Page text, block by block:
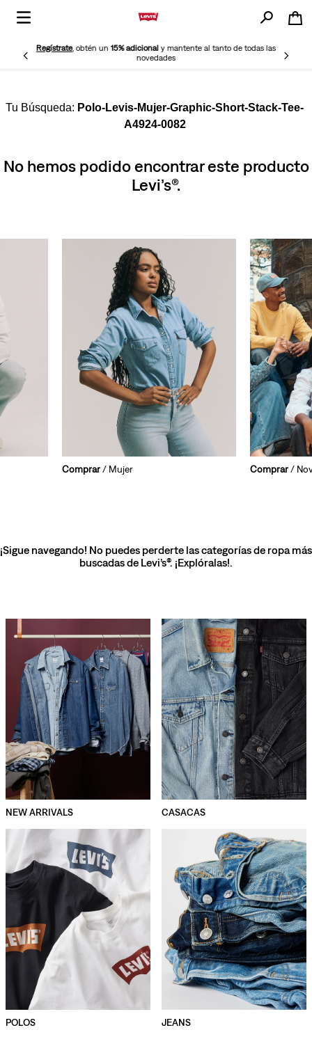
Regístrate, obtén un15% adicionaly mantente al tanto de todas las
novedades
Polo-Levis-Mujer-Graphic-Short-Stack-Tee-
A4924-0082
No hemos podido encontrar este producto
Levi’s®.
Comprar/ Mujer Comprar/
¡Sigue navegando! No puedes perderte las categorías de ropa más
buscadas de Levi’s®. ¡Explóralas!.
NEW ARRIVALS CASACAS
POLOS JEANS